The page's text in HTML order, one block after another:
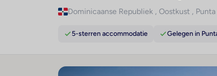
Dominicaanse Republiek , Oostkust ,
5-sterren accommodatie Gelegen in